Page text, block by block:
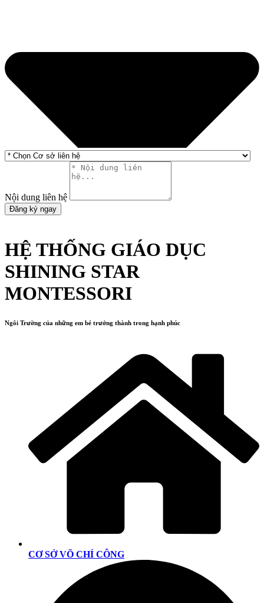
Nội dung liên hệ
Đăng ký ngay
HỆ THỐNG GIÁO DỤC
SHINING STAR
MONTESSORI
Ngôi Trường của những em bé trưởng thành trong hạnh phúc
CƠ SỞ VÕ CHÍ CÔNG